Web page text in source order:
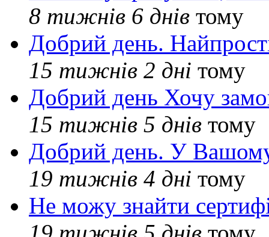
8 тижнів 6 днів тому
Добрий день.
15 тижнів 2 дні тому
Добрий день Хочу
15 тижнів 5 днів тому
Добрий день. У Вашому
19 тижнів 4 дні тому
Не можу знайти